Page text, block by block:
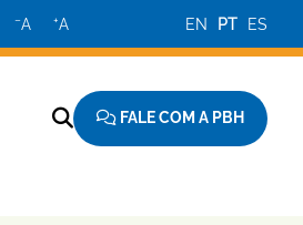
−A +A EN PT ES
FALE COM A PBH